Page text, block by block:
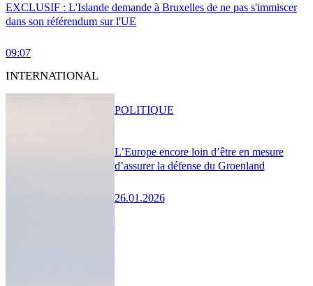
EXCLUSIF : L'Islande demande à Bruxelles de ne pas s'immiscer
dans son référendum sur l'UE
09:07
INTERNATIONAL
L’Europe encore loin d’être en mesure
d’assurer la défense du Groenland
26.01.2026
POLITIQUE